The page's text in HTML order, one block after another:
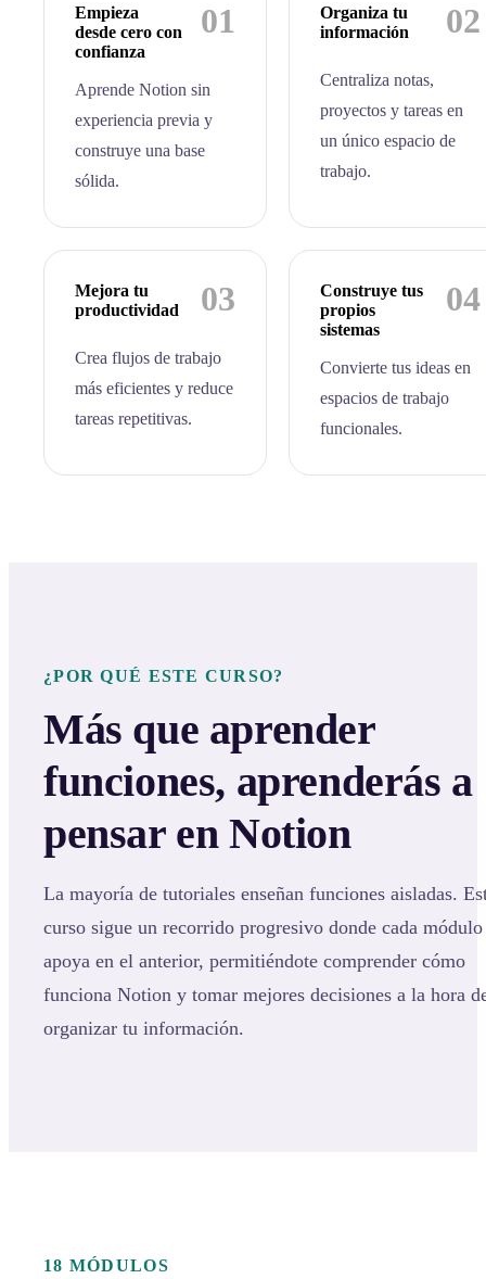
01
Empieza
desde cero con
confianza
Aprende Notion sin
experiencia previa y
construye una base
sólida.
02
Organiza tu
información
Centraliza notas,
proyectos y tareas en
un único espacio de
trabajo.
03
Mejora tu
productividad
Crea flujos de trabajo
más eficientes y reduce
tareas repetitivas.
04
Construye tus
propios
sistemas
Convierte tus ideas en
espacios de trabajo
funcionales.
¿POR QUÉ ESTE CURSO?
Más que aprender
funciones, aprenderás a
pensar en Notion
La mayoría de tutoriales enseñan funciones aisladas.
curso sigue un recorrido progresivo donde cada módulo
apoya en el anterior, permitiéndote comprender cómo
funciona Notion y tomar mejores decisiones a la hora
organizar tu información.
18 MÓDULOS